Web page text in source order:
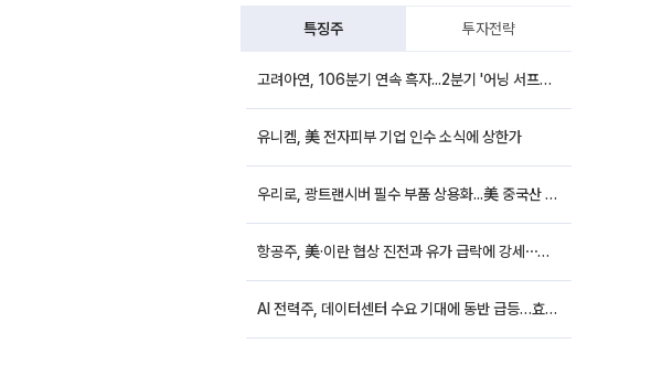
특징주 투자전략
고려아연, 106분기 연속 흑자...2분기 '어닝 서프라이즈'에 장 초반 12%대 강세
유니켐, 美 전자피부 기업 인수 소식에 상한가
우리로, 광트랜시버 필수 부품 상용화...美 중국산 퇴출 추진에 상승세
항공주, 美·이란 협상 진전과 유가 급락에 강세⋯한진칼 8%↑
AI 전력주, 데이터센터 수요 기대에 동반 급등…효성중공업 10%↑